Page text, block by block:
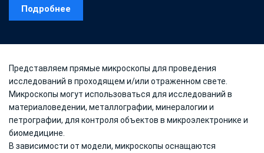
Подробнее
Представляем прямые микроскопы для проведения
исследований в проходящем и/или отраженном свете.
Микроскопы могут использоваться для исследований в
материаловедении, металлографии, минералогии и
петрографии, для контроля объектов в микроэлектронике и
биомедицине.
В зависимости от модели, микроскопы оснащаются